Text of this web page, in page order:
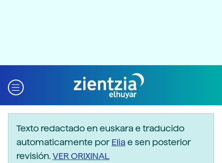
Texto redactado en euskara e traducido
automaticamente porEliae sen posterior
revisión.VER ORIXINAL